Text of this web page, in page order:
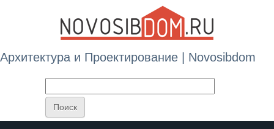
Архитектура и Проектирование | Novosibdom